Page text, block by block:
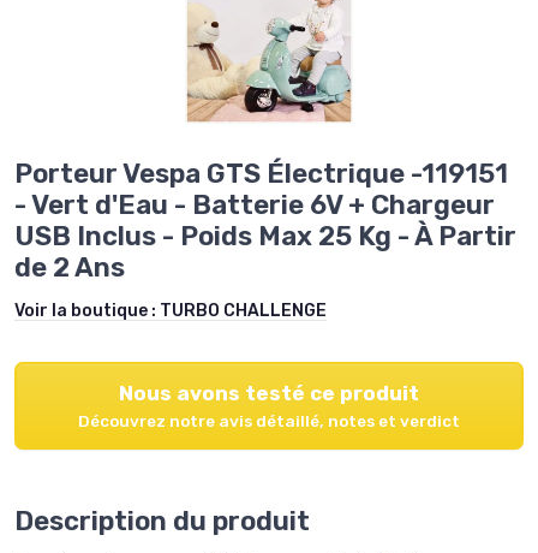
Porteur Vespa GTS Électrique -119151
- Vert d'Eau - Batterie 6V + Chargeur
USB Inclus - Poids Max 25 Kg - À Partir
de 2 Ans
Voir la boutique : TURBO CHALLENGE
Nous avons testé ce produit
Découvrez notre avis détaillé, notes et verdict
Description du produit